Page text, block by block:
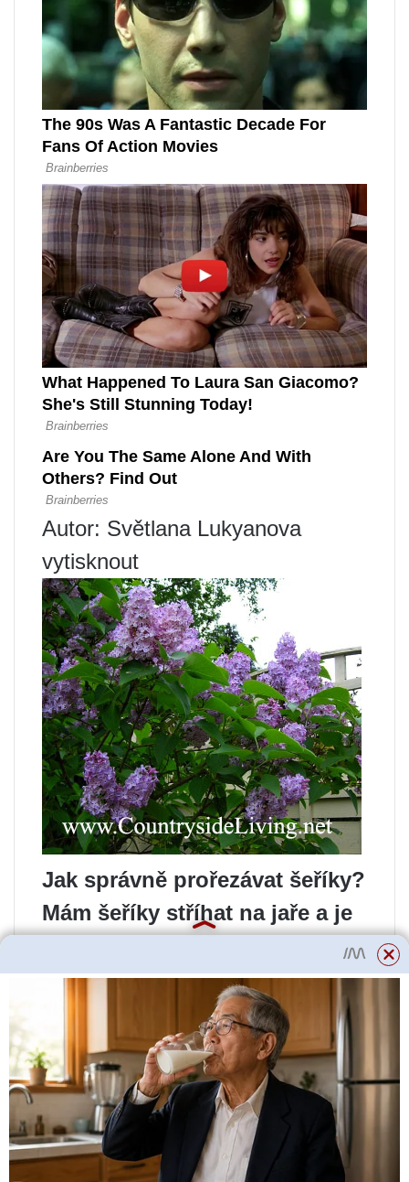
Autor: Světlana Lukyanova
vytisknout
Jak správně prořezávat šeříky?
Mám šeříky stříhat na jaře a je
Tyto otázky si zahrádkáři často
kladou. Mezitím je
bezpodmínečně nutné ostříhat
šeříky, jinak bude kvetení této
krásné rostliny řídké a hlavně
na samém vrcholu keře a
spodní část a střed budou